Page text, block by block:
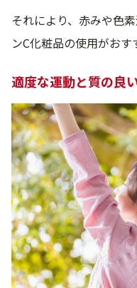
それにより、赤みや色
ンC化粧品の使用がおす
適度な運動と質の良